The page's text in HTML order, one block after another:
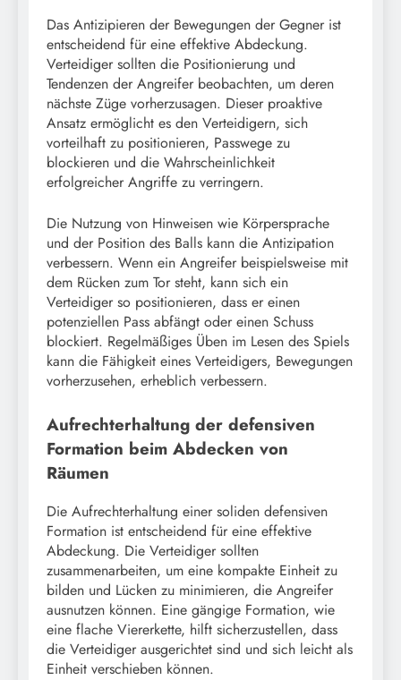
Das Antizipieren der Bewegungen der Gegner ist
entscheidend für eine effektive Abdeckung.
Verteidiger sollten die Positionierung und
Tendenzen der Angreifer beobachten, um deren
nächste Züge vorherzusagen. Dieser proaktive
Ansatz ermöglicht es den Verteidigern, sich
vorteilhaft zu positionieren, Passwege zu
blockieren und die Wahrscheinlichkeit
erfolgreicher Angriffe zu verringern.
Die Nutzung von Hinweisen wie Körpersprache
und der Position des Balls kann die Antizipation
verbessern. Wenn ein Angreifer beispielsweise mit
dem Rücken zum Tor steht, kann sich ein
Verteidiger so positionieren, dass er einen
potenziellen Pass abfängt oder einen Schuss
blockiert. Regelmäßiges Üben im Lesen des Spiels
kann die Fähigkeit eines Verteidigers, Bewegungen
vorherzusehen, erheblich verbessern.
Aufrechterhaltung der defensiven
Formation beim Abdecken von
Räumen
Die Aufrechterhaltung einer soliden defensiven
Formation ist entscheidend für eine effektive
Abdeckung. Die Verteidiger sollten
zusammenarbeiten, um eine kompakte Einheit zu
bilden und Lücken zu minimieren, die Angreifer
ausnutzen können. Eine gängige Formation, wie
eine flache Viererkette, hilft sicherzustellen, dass
die Verteidiger ausgerichtet sind und sich leicht als
Einheit verschieben können.